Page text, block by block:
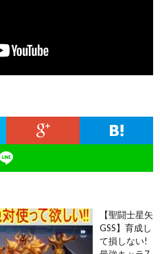
【聖闘士星矢
GSS】育成し
て損しない!